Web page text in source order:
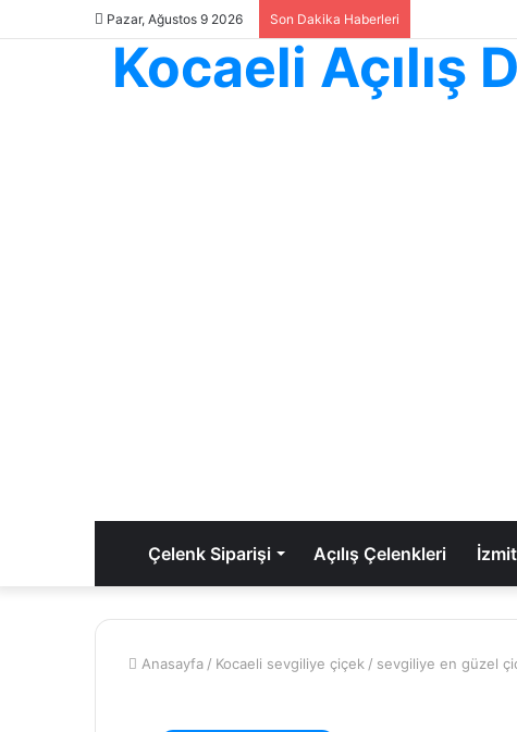
Pazar, Ağustos 9 2026 Son Dakika Haberleri
Kocaeli Açılış
Çelenk Siparişi Açılış Çelenkleri
Anasayfa / Kocaeli sevgiliye çiçek / sevgiliye en güzel